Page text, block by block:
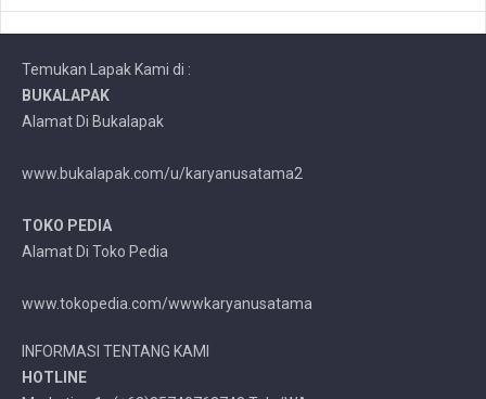
Temukan Lapak Kami di :
BUKALAPAK
Alamat Di Bukalapak
www.bukalapak.com/u/karyanusatama2
TOKO PEDIA
Alamat Di Toko Pedia
www.tokopedia.com/wwwkaryanusatama
INFORMASI TENTANG KAMI
HOTLINE